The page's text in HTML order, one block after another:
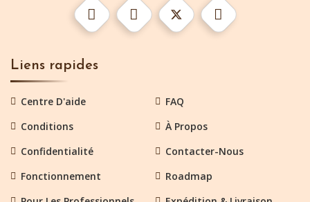
Liens rapides
Centre D'aide
FAQ
Conditions
À Propos
Confidentialité
Contacter-Nous
Fonctionnement
Roadmap